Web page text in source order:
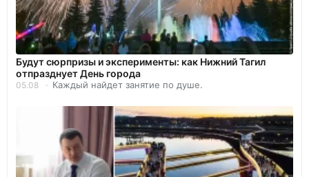
Будут сюрпризы и эксперименты: как Нижний Тагил
отпразднует День города
05.08 Каждый найдет занятие по душе.